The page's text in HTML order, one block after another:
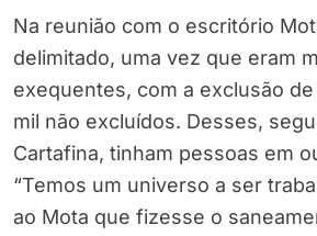
Na reunião com o escritório
delimitado, uma vez que eram
exequentes, com a exclusão
mil não excluídos. Desses,
Cartafina, tinham pessoas em
“Temos um universo a ser
ao Mota que fizesse o